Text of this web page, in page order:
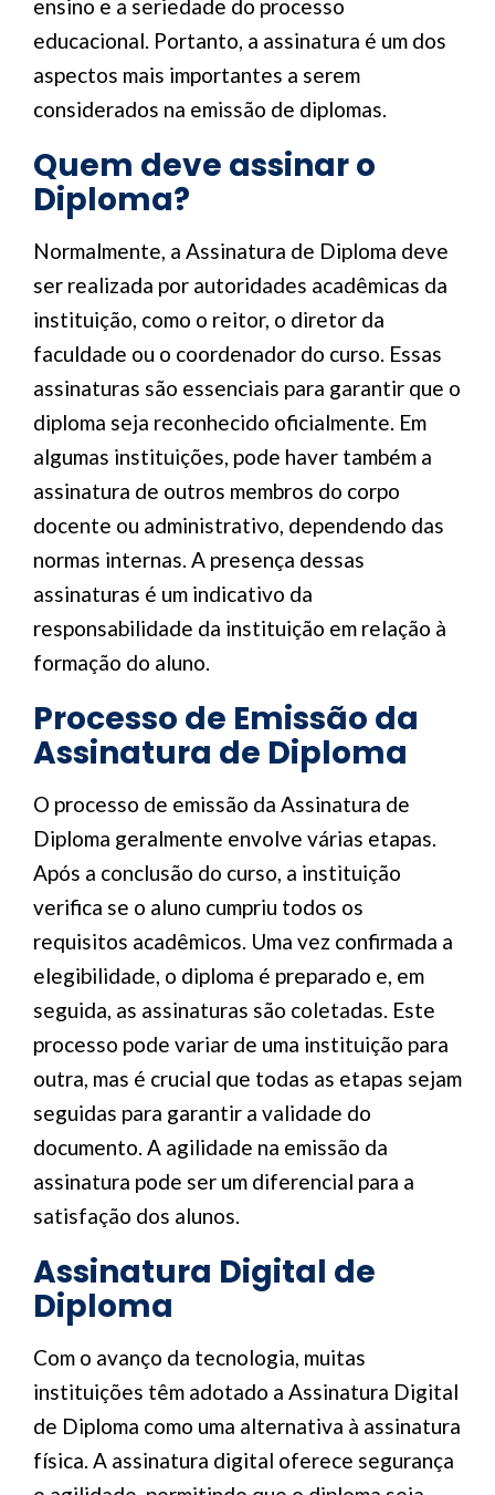
ensino e a seriedade do processo
educacional. Portanto, a assinatura é um dos
aspectos mais importantes a serem
considerados na emissão de diplomas.
Quem deve assinar o
Diploma?
Normalmente, a Assinatura de Diploma deve
ser realizada por autoridades acadêmicas da
instituição, como o reitor, o diretor da
faculdade ou o coordenador do curso. Essas
assinaturas são essenciais para garantir que o
diploma seja reconhecido oficialmente. Em
algumas instituições, pode haver também a
assinatura de outros membros do corpo
docente ou administrativo, dependendo das
normas internas. A presença dessas
assinaturas é um indicativo da
responsabilidade da instituição em relação à
formação do aluno.
Processo de Emissão da
Assinatura de Diploma
O processo de emissão da Assinatura de
Diploma geralmente envolve várias etapas.
Após a conclusão do curso, a instituição
verifica se o aluno cumpriu todos os
requisitos acadêmicos. Uma vez confirmada a
elegibilidade, o diploma é preparado e, em
seguida, as assinaturas são coletadas. Este
processo pode variar de uma instituição para
outra, mas é crucial que todas as etapas sejam
seguidas para garantir a validade do
documento. A agilidade na emissão da
assinatura pode ser um diferencial para a
satisfação dos alunos.
Assinatura Digital de
Diploma
Com o avanço da tecnologia, muitas
instituições têm adotado a Assinatura Digital
de Diploma como uma alternativa à assinatura
física. A assinatura digital oferece segurança